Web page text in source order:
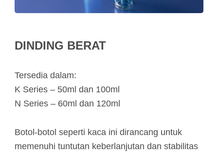
DINDING BERAT
Tersedia dalam:
K Series – 50ml dan 100ml
N Series – 60ml dan 120ml
Botol-botol seperti kaca ini dirancang untuk
memenuhi tuntutan keberlanjutan dan stabilitas